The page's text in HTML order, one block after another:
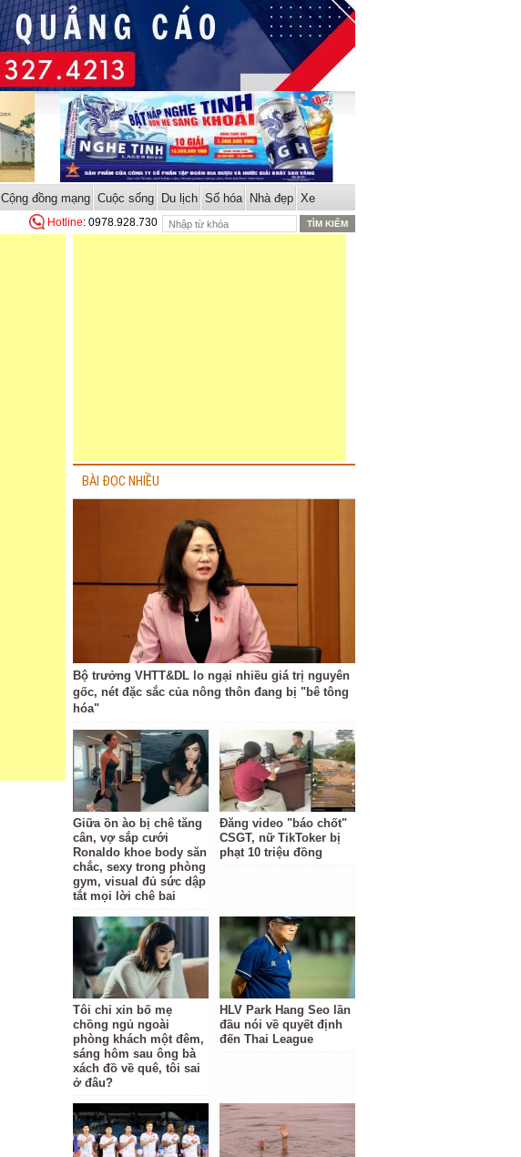
Cộng đồng mạng Cuộc sống Du lịch Số hóa Nhà đẹp Xe
Hotline: 0978.928.730
BÀI ĐỌC NHIỀU
Bộ trưởng VHTT&DL lo ngại nhiều giá trị nguyên
gốc, nét đặc sắc của nông thôn đang bị "bê tông
hóa"
Giữa ồn ào bị chê tăng
cân, vợ sắp cưới
Ronaldo khoe body săn
chắc, sexy trong phòng
gym, visual đủ sức dập
tắt mọi lời chê bai
Đăng video "báo chốt"
CSGT, nữ TikToker bị
phạt 10 triệu đồng
Tôi chỉ xin bố mẹ
chồng ngủ ngoài
phòng khách một đêm,
sáng hôm sau ông bà
xách đồ về quê, tôi sai
ở đâu?
HLV Park Hang Seo lần
đầu nói về quyết định
đến Thai League